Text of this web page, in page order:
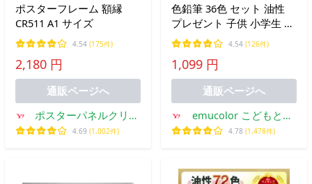
ポスターフレーム 額縁
CR511 A1 サイズ
4.54 (175件)
2,180 円
通販ページへ
ポスターパネルクリエ
イトショップ
4.69 (1,002件)
色鉛筆 36色 セット 油性
プレゼント 子供 小学生 中
学生 お絵かき 大人の塗り
絵 画材セット
4.54 (126件)
1,099 円
通販ページへ
emucolor こどもと暮
らしと色鉛筆
4.78 (1,478件)